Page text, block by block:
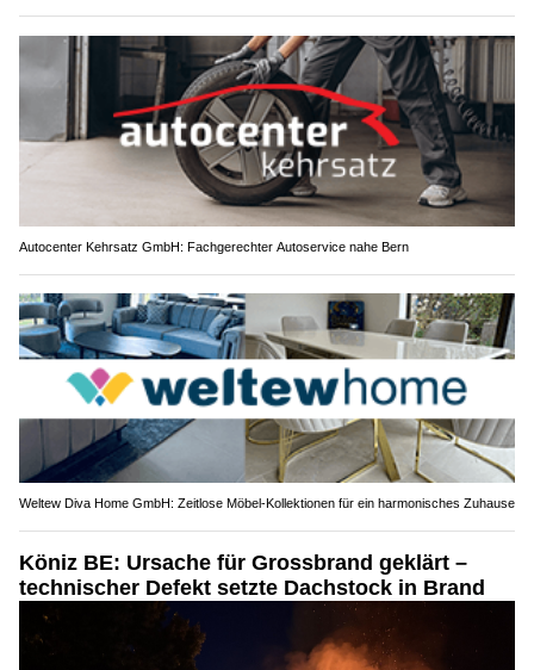
Autocenter Kehrsatz GmbH: Fachgerechter Autoservice nahe Bern
Weltew Diva Home GmbH: Zeitlose Möbel-Kollektionen für ein harmonisches Zuhause
Köniz BE: Ursache für Grossbrand geklärt –
technischer Defekt setzte Dachstock in Brand